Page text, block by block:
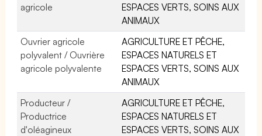
agricole
ESPACES VERTS, SOINS AUX
ANIMAUX
Ouvrier agricole
polyvalent / Ouvrière
agricole polyvalente
AGRICULTURE ET PÊCHE,
ESPACES NATURELS ET
ESPACES VERTS, SOINS AUX
ANIMAUX
Producteur /
Productrice
d'oléagineux
AGRICULTURE ET PÊCHE,
ESPACES NATURELS ET
ESPACES VERTS, SOINS AUX